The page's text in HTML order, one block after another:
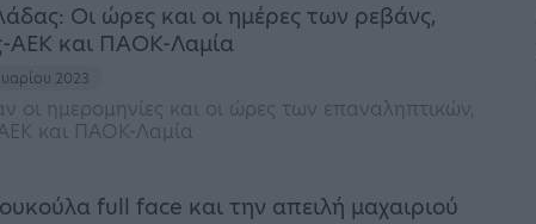
Οι ώρες και οι ημέρες των ρεβάνς,
ΑΕΚ και ΠΑΟΚ-Λαμία
2023
οι ημερομηνίες και οι ώρες των επαναληπτικών,
και ΠΑΟΚ-Λαμία
full face και την απειλή μαχαιριού